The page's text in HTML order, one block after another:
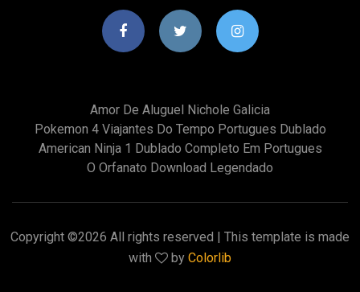
Amor De Aluguel Nichole Galicia
Pokemon 4 Viajantes Do Tempo Portugues Dublado
American Ninja 1 Dublado Completo Em Portugues
O Orfanato Download Legendado
Copyright ©2026 All rights reserved | This template is made
with
by Colorlib